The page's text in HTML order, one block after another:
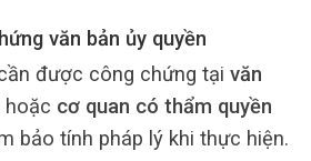
văn bản ủy quyền
được công chứng tại văn
hoặc cơ quan có thẩm quyền
bảo tính pháp lý khi thực hiện.